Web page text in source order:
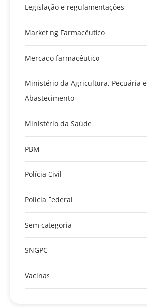
Legislação e regulamentações
Marketing Farmacêutico
Mercado farmacêutico
Ministério da Agricultura, Pecuária e
Abastecimento
Ministério da Saúde
PBM
Polícia Civil
Polícia Federal
Sem categoria
SNGPC
Vacinas